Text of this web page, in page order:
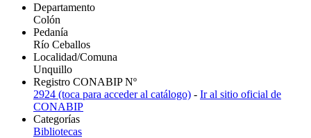
Departamento
Colón
Pedanía
Río Ceballos
Localidad/Comuna
Unquillo
Registro CONABIP Nº
2924 (toca para acceder al catálogo) - Ir al sitio oficial de
CONABIP
Categorías
Bibliotecas